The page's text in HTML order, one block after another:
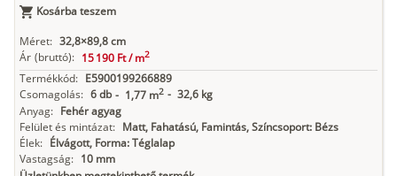
Kosárba teszem
Méret: 32,8×89,8 cm
Ár (bruttó): 15 190 Ft /m2
Termékkód: E5900199266889
Csomagolás: 6 db - 1,77 m2 - 32,6 kg
Anyag: Fehér agyag
Felület és mintázat: Matt, Fahatású, Famintás, Színcsoport: Bézs
Élek: Élvágott, Forma: Téglalap
Vastagság: 10 mm